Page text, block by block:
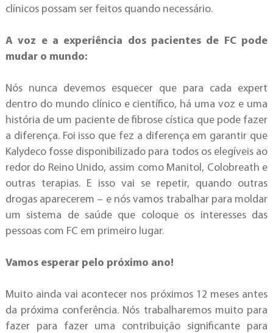
clínicos possam ser feitos quando necessário.
A voz e a experiência dos pacientes de FC pode
mudar o mundo:
Nós nunca devemos esquecer que para cada expert
dentro do mundo clínico e científico, há uma voz e uma
história de um paciente de fibrose cística que pode fazer
a diferença. Foi isso que fez a diferença em garantir que
Kalydeco fosse disponibilizado para todos os elegíveis ao
redor do Reino Unido, assim como Manitol, Colobreath e
outras terapias. E isso vai se repetir, quando outras
drogas aparecerem – e nós vamos trabalhar para moldar
um sistema de saúde que coloque os interesses das
pessoas com FC em primeiro lugar.
Vamos esperar pelo próximo ano!
Muito ainda vai acontecer nos próximos 12 meses antes
da próxima conferência. Nós trabalharemos muito para
fazer para fazer uma contribuição significante para